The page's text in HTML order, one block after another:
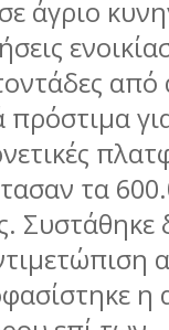
άγριο
τα
Συστάθηκε
η